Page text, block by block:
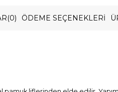
(0) ÖDEME SEÇENEKLERI